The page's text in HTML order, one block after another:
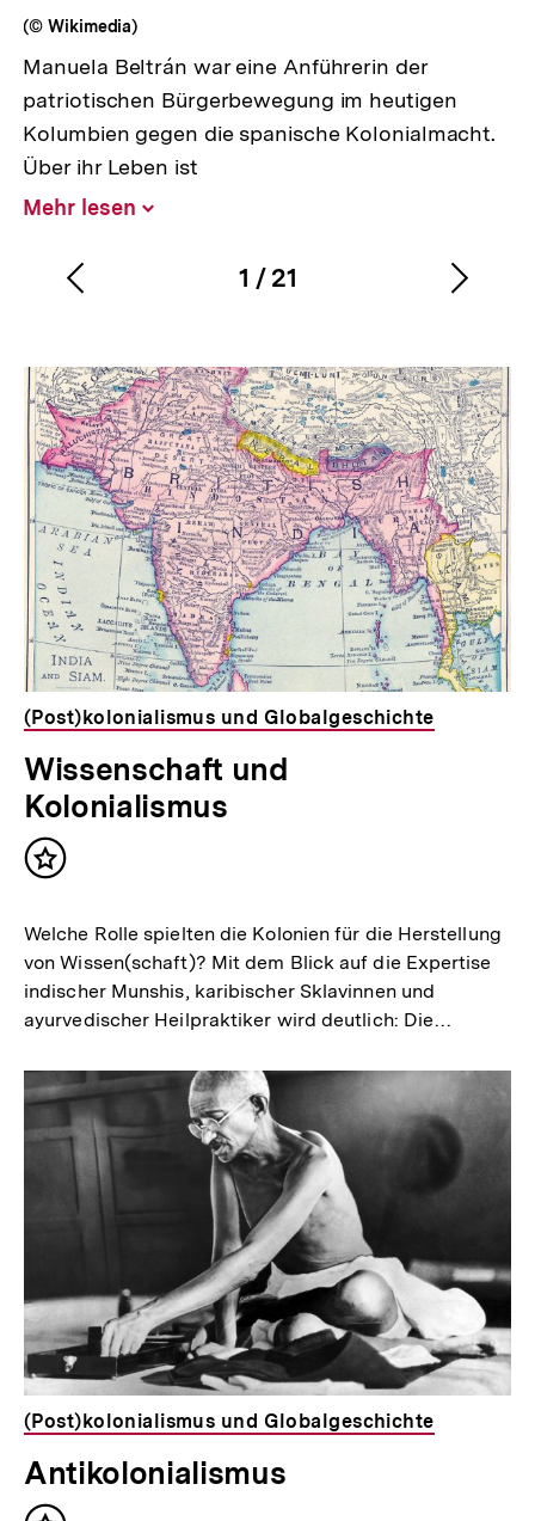
(© Wikimedia)
Manuela Beltrán war eine Anführerin der
patriotischen Bürgerbewegung im heutigen
Kolumbien gegen die spanische Kolonialmacht.
Über ihr Leben ist
Mehr lesen
Karussellinhalt
1
von
/ 21
Vorherigen
anzeigen
(Post)kolonialismus und Globalgeschichte
Wissenschaft und
Kolonialismus
Inhalt
Welche Rolle spielten die Kolonien für die Herstellung
von Wissen(schaft)? Mit dem Blick auf die Expertise
indischer Munshis, karibischer Sklavinnen und
ayurvedischer Heilpraktiker wird deutlich: Die…
(Post)kolonialismus und Globalgeschichte
Antikolonialismus